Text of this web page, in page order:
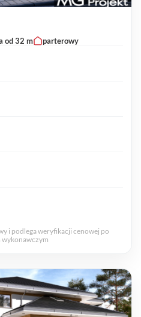
od 32 m
parterowy
i podlega weryfikacji cenowej po
wykonawczym